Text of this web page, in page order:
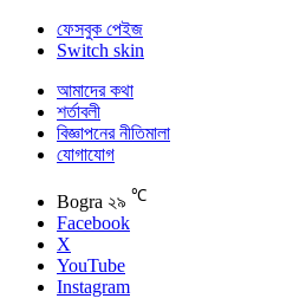
ফেসবুক পেইজ
Switch skin
আমাদের কথা
শর্তাবলী
বিজ্ঞাপনের নীতিমালা
যোগাযোগ
Bogra ২৯ ℃
Facebook
X
YouTube
Instagram